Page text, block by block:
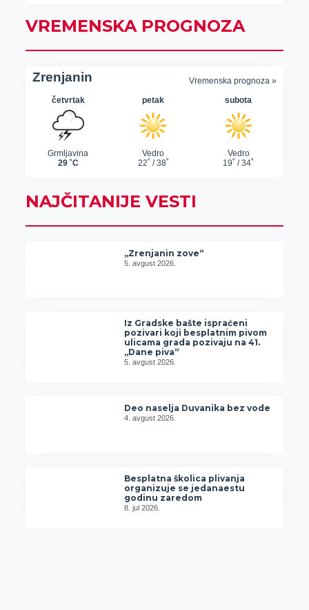
VREMENSKA PROGNOZA
NAJČITANIJE VESTI
„Zrenjanin zove“
5. avgust 2026.
Iz Gradske bašte ispraćeni
pozivari koji besplatnim pivom
ulicama grada pozivaju na 41.
„Dane piva“
5. avgust 2026.
Deo naselja Duvanika bez vode
4. avgust 2026.
Besplatna školica plivanja
organizuje se jedanaestu
godinu zaredom
8. jul 2026.